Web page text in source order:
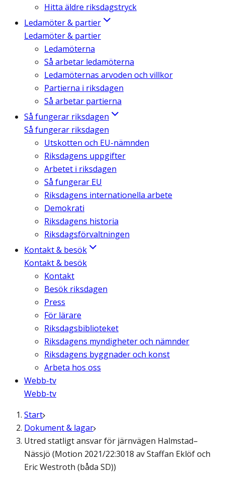
Hitta äldre riksdagstryck
Ledamöter & partier
Ledamöter & partier
Ledamöterna
Så arbetar ledamöterna
Ledamöternas arvoden och villkor
Partierna i riksdagen
Så arbetar partierna
Så fungerar riksdagen
Så fungerar riksdagen
Utskotten och EU-nämnden
Riksdagens uppgifter
Arbetet i riksdagen
Så fungerar EU
Riksdagens internationella arbete
Demokrati
Riksdagens historia
Riksdagsförvaltningen
Kontakt & besök
Kontakt & besök
Kontakt
Besök riksdagen
Press
För lärare
Riksdagsbiblioteket
Riksdagens myndigheter och nämnder
Riksdagens byggnader och konst
Arbeta hos oss
Webb-tv
Webb-tv
Start
Dokument & lagar
Utred statligt ansvar för järnvägen Halmstad–
Nässjö (Motion 2021/22:3018 av Staffan Eklöf och
Eric Westroth (båda SD))